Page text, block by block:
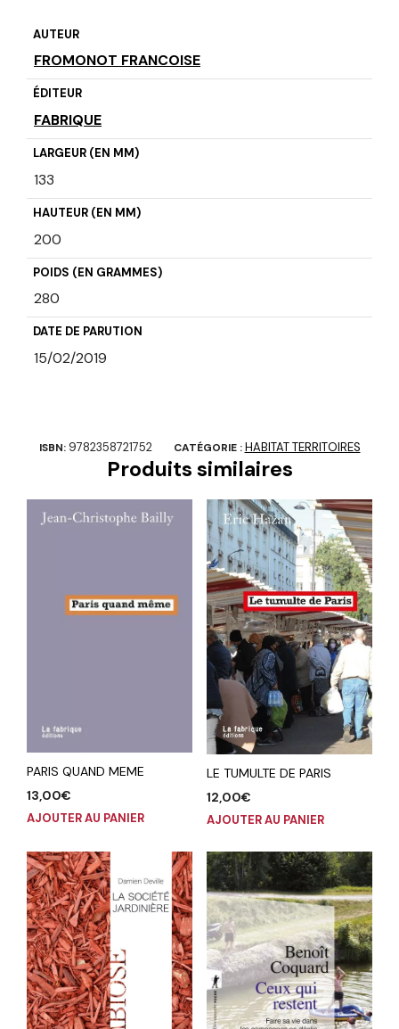
AUTEUR
FROMONOT FRANCOISE
ÉDITEUR
FABRIQUE
LARGEUR (EN MM)
133
HAUTEUR (EN MM)
200
POIDS (EN GRAMMES)
280
DATE DE PARUTION
15/02/2019
ISBN: 9782358721752 CATÉGORIE :HABITAT TERRITOIRES
Produits similaires
PARIS QUAND MEME
13,00€
AJOUTER AU PANIER
LE TUMULTE DE PARIS
12,00€
AJOUTER AU PANIER